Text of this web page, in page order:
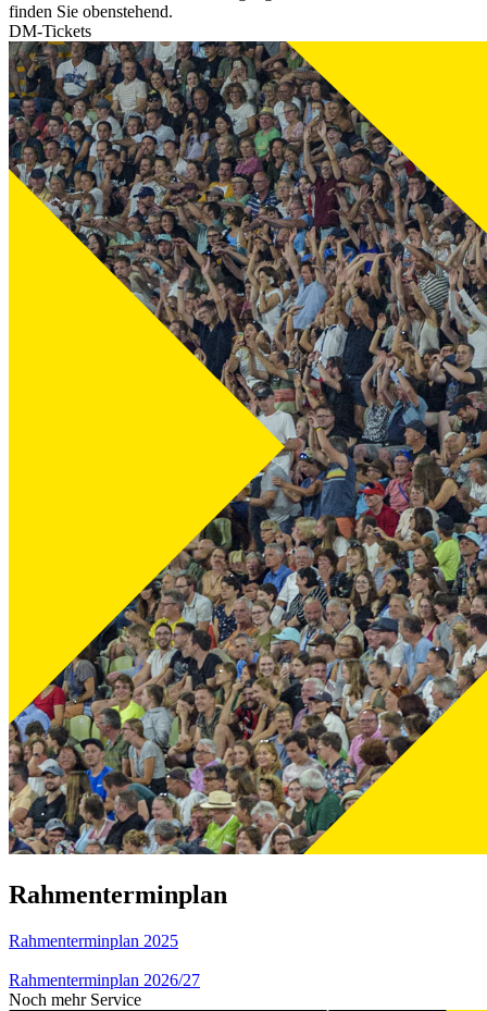
finden Sie obenstehend.
DM-Tickets
Rahmenterminplan
Rahmenterminplan 2025
Rahmenterminplan 2026/27
Noch mehr Service